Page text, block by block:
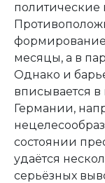
политические
месяцы, а в
Однако и
вписывается
Германии,
состоянии
удаётся
серьёзных